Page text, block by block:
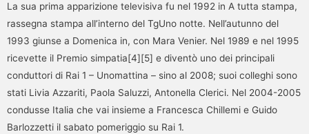
La sua prima apparizione televisiva fu nel 1992 in A tutta stampa,
rassegna stampa all’interno del TgUno notte. Nell’autunno del
1993 giunse a Domenica in, con Mara Venier. Nel 1989 e nel 1995
ricevette il Premio simpatia[4][5] e diventò uno dei principali
conduttori di Rai 1 – Unomattina – sino al 2008; suoi colleghi sono
stati Livia Azzariti, Paola Saluzzi, Antonella Clerici. Nel 2004-2005
condusse Italia che vai insieme a Francesca Chillemi e Guido
Barlozzetti il sabato pomeriggio su Rai 1.